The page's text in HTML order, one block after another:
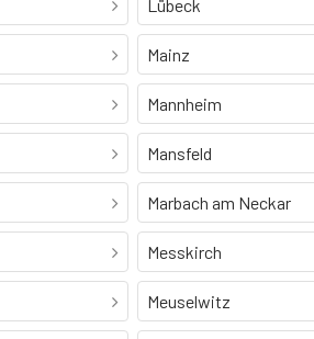
Lübeck
Mainz
Mannheim
Mansfeld
Marbach am Neckar
Messkirch
Meuselwitz